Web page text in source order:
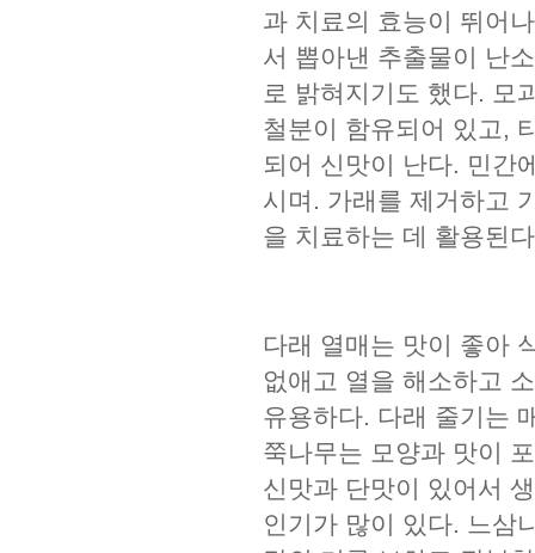
과 치료의 효능이 뛰어
서 뽑아낸 추출물이 난
로 밝혀지기도 했다. 모
철분이 함유되어 있고,
되어 신맛이 난다. 민간
시며. 가래를 제거하고
을 치료하는 데 활용된
다래 열매는 맛이 좋아
없애고 열을 해소하고
유용하다. 다래 줄기는
쭉나무는 모양과 맛이
신맛과 단맛이 있어서
인기가 많이 있다. 느삼